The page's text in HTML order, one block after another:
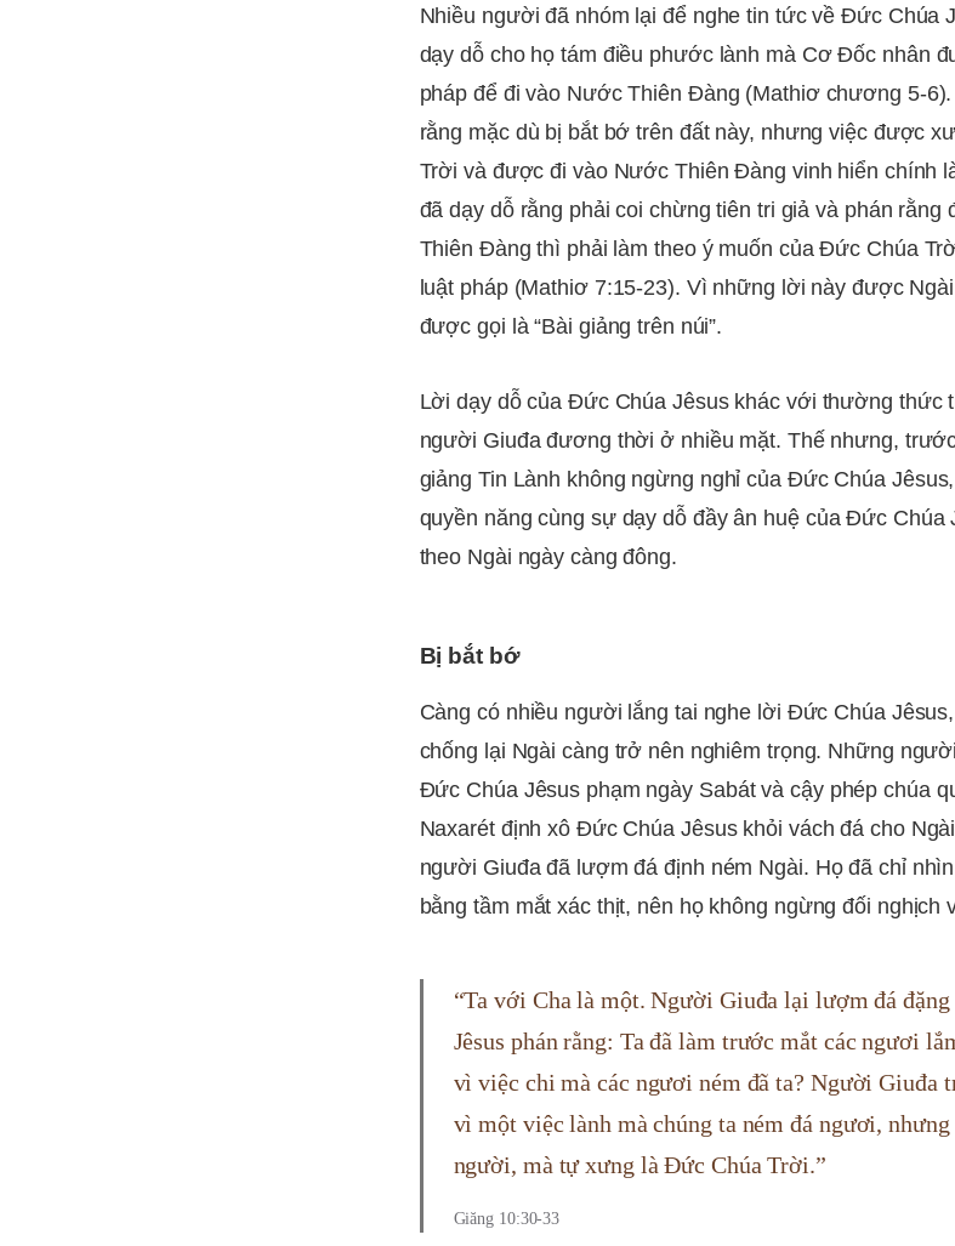
Nhiều người đã nhóm lại để nghe tin tức về Đức Chúa
dạy dỗ cho họ tám điều phước lành mà Cơ Đốc nhân
pháp để đi vào Nước Thiên Đàng (Mathiơ chương 5-
rằng mặc dù bị bắt bớ trên đất này, nhưng việc được
Trời và được đi vào Nước Thiên Đàng vinh hiển chính
đã dạy dỗ rằng phải coi chừng tiên tri giả và phán
Thiên Đàng thì phải làm theo ý muốn của Đức Chúa
luật pháp (Mathiơ 7:15-23). Vì những lời này được
được gọi là “Bài giảng trên núi”.
Lời dạy dỗ của Đức Chúa Jêsus khác với thường thức
người Giuđa đương thời ở nhiều mặt. Thế nhưng,
giảng Tin Lành không ngừng nghỉ của Đức Chúa
quyền năng cùng sự dạy dỗ đầy ân huệ của Đức
theo Ngài ngày càng đông.
Bị bắt bớ
Càng có nhiều người lắng tai nghe lời Đức Chúa
chống lại Ngài càng trở nên nghiêm trọng. Những
Đức Chúa Jêsus phạm ngày Sabát và cậy phép chúa
Naxarét định xô Đức Chúa Jêsus khỏi vách đá cho
người Giuđa đã lượm đá định ném Ngài. Họ đã chỉ
bằng tầm mắt xác thịt, nên họ không ngừng đối nghịch
“Ta với Cha là một. Người Giuđa lại lượm đá
Jêsus phán rằng: Ta đã làm trước mắt các ngươi
vì việc chi mà các ngươi ném đã ta? Người Giuđa
vì một việc lành mà chúng ta ném đá ngươi,
người, mà tự xưng là Ðức Chúa Trời.”
Giăng 10:30-33